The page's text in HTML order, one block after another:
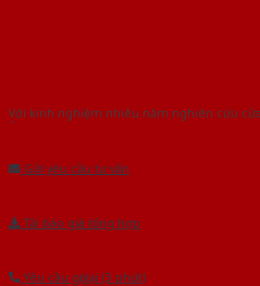
Với kinh nghiệm nhiêu năm nghiên cứu
Gửi yêu cầu tư vấn
Tải báo giá tổng hợp
Yêu cầu gọi lại (3 phút)